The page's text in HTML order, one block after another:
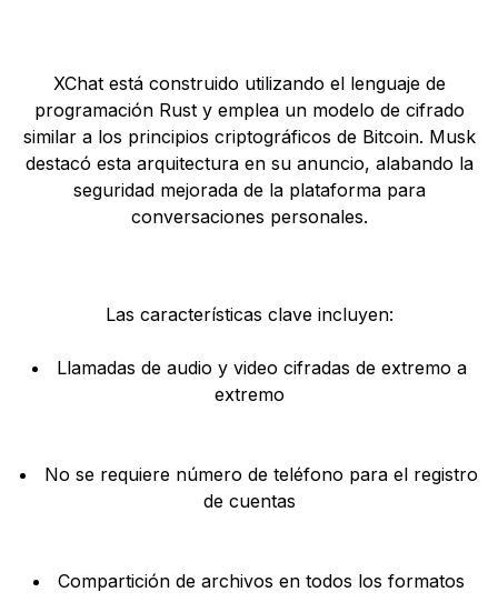
XChat está construido utilizando el lenguaje de
programación Rust y emplea un modelo de cifrado
similar a los principios criptográficos de Bitcoin. Musk
destacó esta arquitectura en su anuncio, alabando la
seguridad mejorada de la plataforma para
conversaciones personales.
Las características clave incluyen:
Llamadas de audio y video cifradas de extremo a
extremo
No se requiere número de teléfono para el registro
de cuentas
Compartición de archivos en todos los formatos